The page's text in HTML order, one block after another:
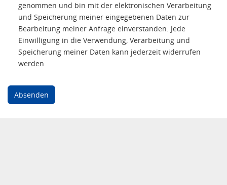
genommen und bin mit der elektronischen Verarbeitung
und Speicherung meiner eingegebenen Daten zur
Bearbeitung meiner Anfrage einverstanden. Jede
Einwilligung in die Verwendung, Verarbeitung und
Speicherung meiner Daten kann jederzeit widerrufen
werden
Absenden